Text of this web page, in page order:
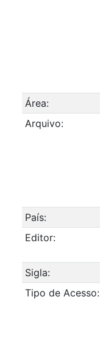
Área:
Arquivo:
País:
Editor:
Sigla:
Tipo de Acesso: